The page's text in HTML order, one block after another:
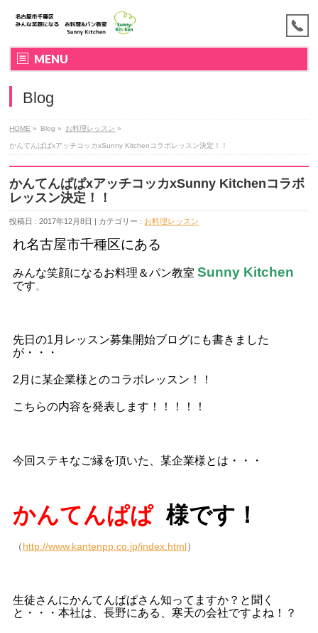
MENU
Blog
HOME » Blog » お料理レッスン »
かんてんぱぱxアッチコッカxSunny Kitchenコラボレッスン決定！！
かんてんぱぱxアッチコッカxSunny Kitchenコラボ
レッスン決定！！
投稿日 : 2017年12月8日 | カテゴリー : お料理レッスン
れ名古屋市千種区にある
みんな笑顔になるお料理＆パン教室Sunny Kitchen
です。
先日の1月レッスン募集開始ブログにも書きました
が・・・
2月に某企業様とのコラボレッスン！！
こちらの内容を発表します！！！！！
今回ステキなご縁を頂いた、某企業様とは・・・
かんてんぱぱ様です！
（http://www.kantenpp.co.jp/index.html）
生徒さんにかんてんぱぱさん知ってますか？と聞く
と・・・本社は、長野にある、寒天の会社ですよね！？